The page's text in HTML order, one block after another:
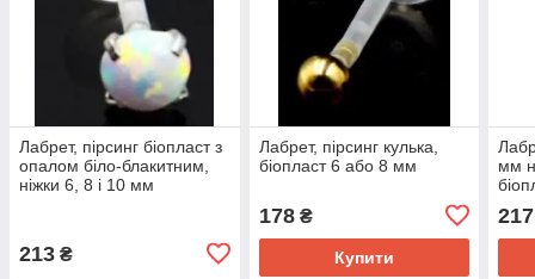
Лабрет, пірсинг біопласт з
опалом біло-блакитним,
ніжки 6, 8 і 10 мм
213 ₴
Лабрет, пірсинг кулька,
біопласт 6 або 8 мм
178₴
Купити
мм
217